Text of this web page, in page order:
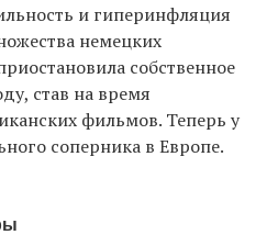
и гиперинфляция
немецких
собственное
став на время
фильмов. Теперь у
соперника в Европе.